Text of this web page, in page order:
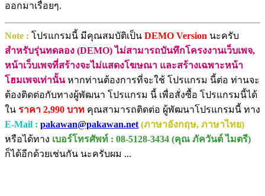
ออกมาเรื่อยๆ.
Note : โปรแกรมนี้ มีคุณสมบัติเป็น DEMO Version นะครับ
สำหรับรุ่นทดลอง (DEMO) ไม่สามารถบันทึกโครงงานเว็บเพจ,
หน้าเว็บเพจที่สร้างจะไม่แสดงโฆษณา และสร้างเฉพาะหน้า
โฮมเพจเท่านั้นหากท่านต้องการที่จะใช้ โปรแกรม นี้ต่อ ท่านจะ
ต้องติดต่อกับทางผู้พัฒนา โปรแกรม นี้ เพื่อสั่งซื้อ โปรแกรมนี้ได้
ใน ราคา 2,990 บาท คุณสามารถติดต่อ ผู้พัฒนาโปรแกรมนี้ ทาง
E-Mail : pakawan@pakawan.net (ภาษาอังกฤษ, ภาษาไทย)
หรือได้ทาง เบอร์โทรศัพท์ : 08-5128-3434 (คุณ ภัควันต์ ไมตรี)
ก็ได้อีกด้วยเช่นกัน นะครับผม ...